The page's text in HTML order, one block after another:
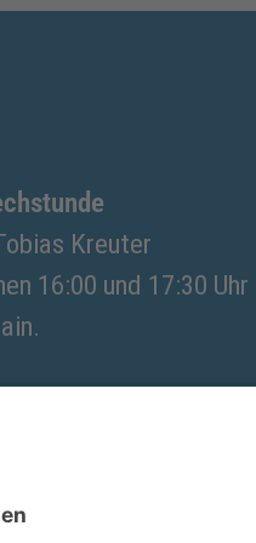
Kreuter
16:00 und 17:30 Uhr